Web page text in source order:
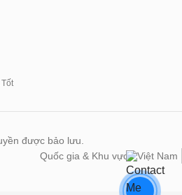
được bảo lưu.
Quốc gia & Khu vực: Việt Nam